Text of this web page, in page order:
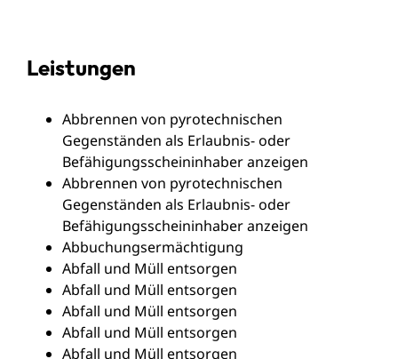
Leistungen
Abbrennen von pyrotechnischen
Gegenständen als Erlaubnis- oder
Befähigungsscheininhaber anzeigen
Abbrennen von pyrotechnischen
Gegenständen als Erlaubnis- oder
Befähigungsscheininhaber anzeigen
Abbuchungsermächtigung
Abfall und Müll entsorgen
Abfall und Müll entsorgen
Abfall und Müll entsorgen
Abfall und Müll entsorgen
Abfall und Müll entsorgen